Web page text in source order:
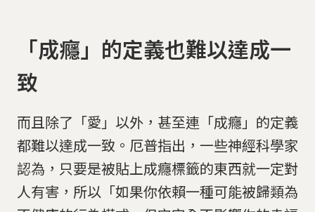
「成癮」的定義也難以達成一
致
而且除了「愛」以外，甚至連「成癮」的定義
都難以達成一致。厄普指出，一些神經科學家
認為，只要是被貼上成癮標籤的東西就一定對
人有害，所以「如果你依賴一種可能被歸類為